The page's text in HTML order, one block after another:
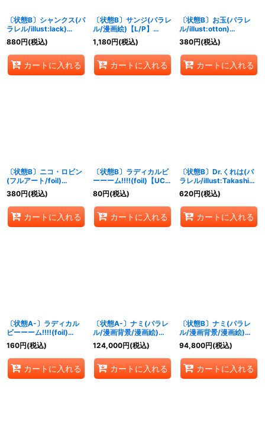
〔状態B〕シャンクス(パ
ラレル/illust:lack)
【SEC/P】{OP01-120}
880円(税込)
カートに入れる
〔状態B〕サンジ(パラレ
ル/漫画絵)【L/P】
{PRB01-001}
1,180円(税込)
カートに入れる
〔状態B〕お玉(パラレ
ル/illust:otton)
【UC/P】{OP01-006}
380円(税込)
カートに入れる
〔状態B〕ニコ・ロビン
(フルアート/foil)
【UC】{OP05-010}
380円(税込)
カートに入れる
〔状態B〕ラディカルビ
ーーーム!!!!(foil)【UC】
{OP01-029}
80円(税込)
カートに入れる
〔状態B〕Dr.くれは(パ
ラレル/illust:Takashi
Yoshiike)【R/P】
{OP08-015}
620円(税込)
カートに入れる
〔状態A-〕ラディカル
ビーーーム!!!!(foil)
【UC】{OP01-029}
160円(税込)
カートに入れる
〔状態A-〕ナミ(パラレ
ル/漫画背景/漫画絵)
【R/SP】{OP01-016}
124,000円(税込)
カートに入れる
〔状態B〕ナミ(パラレ
ル/漫画背景/漫画絵)
【R/SP】{OP01-016}
94,800円(税込)
カートに入れる